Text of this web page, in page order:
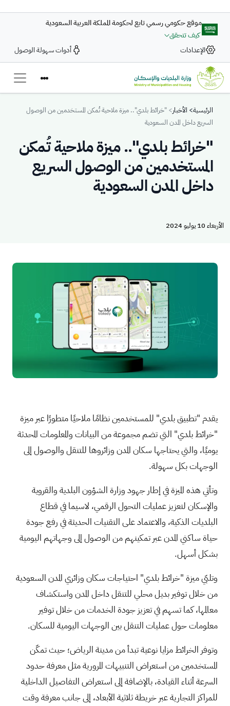
موقع حكومي رسمي تابع لحكومة المملكة العربية السعودية
كيف تتحقق
الإعدادات
أدوات سهولة الوصول
Breadcrumb
الرئيسية الأخبار
"خرائط بلدي".. ميزة ملاحية تُمكن المستخدمين من الوصول
السريع داخل المدن السعودية
"خرائط بلدي".. ميزة ملاحية تُمكن
المستخدمين من الوصول السريع
داخل المدن السعودية
الأربعاء 10 يوليو 2024
يقدم "تطبيق بلدي" للمستخدمين نظامًا ملاحيًا متطورًا عبر ميزة
"خرائط بلدي" التي تضم مجموعة من البيانات والمعلومات المحدثة
يوميًا، والتي يحتاجها سكان المدن وزائروها للتنقل والوصول إلى
الوجهات بكل سهولة.
وتأتي هذه الميزة في إطار جهود وزارة الشؤون البلدية والقروية
والإسكان لتعزيز عمليات التحول الرقمي، لاسيما في قطاع
البلديات الذكية، والاعتماد على التقنيات الحديثة في رفع جودة
حياة ساكني المدن عبر تمكينهم من الوصول إلى وجهاتهم اليومية
بشكل أسهل.
وتلبّي ميزة "خرائط بلدي" احتياجات سكان وزائري المدن السعودية
من خلال توفير بديل محلي للتنقل داخل المدن واستكشاف
معالمها، كما تسهم في تعزيز جودة الخدمات من خلال توفير
معلومات حول عمليات التنقل بين الوجهات اليومية للسكان.
وتوفر الخرائط مزايا نوعية تبدأ من مدينة الرياض؛ حيث تمكّن
المستخدمين من استعراض التنبيهات المرورية مثل معرفة حدود
السرعة أثناء القيادة، بالإضافة إلى استعراض التفاصيل الداخلية
للمراكز التجارية عبر خريطة ثلاثية الأبعاد، إلى جانب معرفة وقت